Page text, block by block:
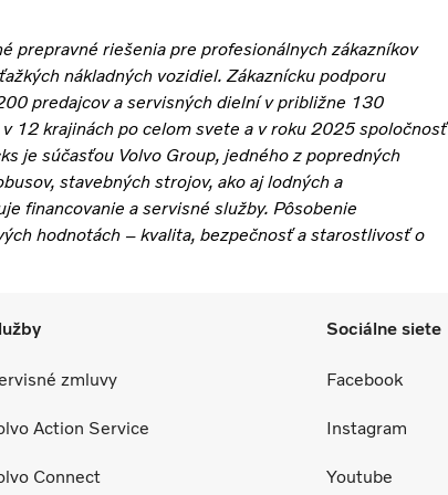
prepravné riešenia pre profesionálnych zákazníkov
nákladných vozidiel. Zákaznícku podporu
predajcov a servisných dielní v približne 130
12 krajinách po celom svete a v roku 2025 spoločnosť
je súčasťou Volvo Group, jedného z popredných
stavebných strojov, ako aj lodných a
financovanie a servisné služby. Pôsobenie
hodnotách – kvalita, bezpečnosť a starostlivosť o
zmluvy
Action Service
Connect
Sociálne siete
Facebook
Instagram
Youtube